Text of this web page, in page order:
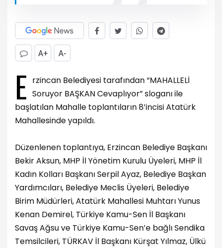
A+ A-
E rzincan Belediyesi tarafından “MAHALLELİ
Soruyor BAŞKAN Cevaplıyor” sloganı ile
başlatılan Mahalle toplantıların 8’incisi Atatürk
Mahallesinde yapıldı.
Düzenlenen toplantıya, Erzincan Belediye Başkanı
Bekir Aksun, MHP İl Yönetim Kurulu Üyeleri, MHP İl
Kadın Kolları Başkanı Serpil Ayaz, Belediye Başkan
Yardımcıları, Belediye Meclis Üyeleri, Belediye
Birim Müdürleri, Atatürk Mahallesi Muhtarı Yunus
Kenan Demirel, Türkiye Kamu-Sen İl Başkanı
Savaş Ağsu ve Türkiye Kamu-Sen’e bağlı Sendika
Temsilcileri, TÜRKAV İl Başkanı Kürşat Yılmaz, Ülkü